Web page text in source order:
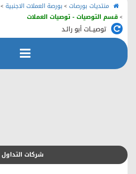
منتديات بورصات > بورصة العملات الاجنبية >
> قسم التوصيات - توصيات العملات
توصيــات أبو رائـد
شركات التداول